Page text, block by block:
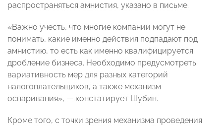
распространяться амнистия, указано в письме.
«Важно учесть, что многие компании могут не
понимать, какие именно действия подпадают под
амнистию, то есть как именно квалифицируется
дробление бизнеса. Необходимо предусмотреть
вариативность мер для разных категорий
налогоплательщиков, а также механизм
оспаривания», — констатирует Шубин.
Кроме того, с точки зрения механизма проведения